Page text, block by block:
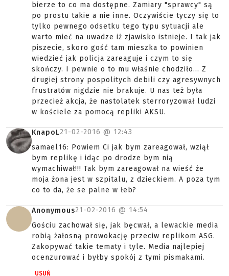
bierze to co ma dostępne. Zamiary "sprawcy" są
po prostu takie a nie inne. Oczywiście tyczy się to
tylko pewnego odsetku tego typu sytuacji ale
warto mieć na uwadze iż zjawisko istnieje. I tak jak
piszecie, skoro gość tam mieszka to powinien
wiedzieć jak policja zareaguje i czym to się
skończy. I pewnie o to mu właśnie chodziło... Z
drugiej strony pospolitych debili czy agresywnych
frustratów nigdzie nie brakuje. U nas też była
przecież akcja, że nastolatek sterroryzował ludzi
w kościele za pomocą repliki AKSU.
KnapoL21-02-2016 @ 12:43
samael16: Powiem Ci jak bym zareagował, wziął
bym replikę i idąc po drodze bym nią
wymachiwał!!! Tak bym zareagował na wieść że
moja żona jest w szpitalu, z dzieckiem. A poza tym
co to da, że se palne w łeb?
Anonymous21-02-2016 @ 14:54
Gościu zachował się, jak bęcwał, a lewackie media
robią żałosną prowokację przeciw replikom ASG.
Zakopywać takie tematy i tyle. Media najlepiej
ocenzurować i byłby spokój z tymi pismakami.
USUŃ